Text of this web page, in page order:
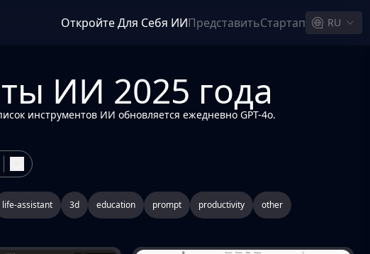
Откройте Для Себя ИИПредставитьСтартап RU
ИИ 2025 года
инструментов ИИ обновляется ежедневно GPT-4o.
search
life-assistant 3d education prompt productivity other